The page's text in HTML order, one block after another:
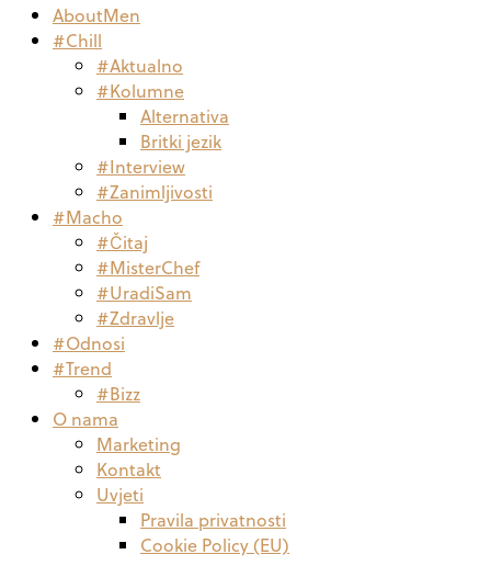
AboutMen
#Chill
#Aktualno
#Kolumne
Alternativa
Britki jezik
#Interview
#Zanimljivosti
#Macho
#Čitaj
#MisterChef
#UradiSam
#Zdravlje
#Odnosi
#Trend
#Bizz
O nama
Marketing
Kontakt
Uvjeti
Pravila privatnosti
Cookie Policy (EU)